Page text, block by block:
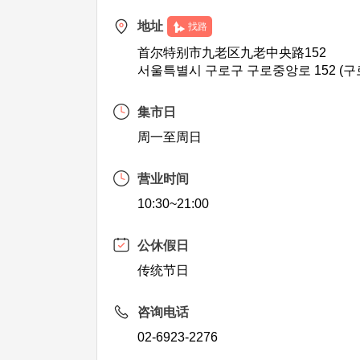
地址 找路
首尔特别市九老区九老中央路152
서울특별시 구로구 구로중앙로 152 (구
集市日
周一至周日
营业时间
10:30~21:00
公休假日
传统节日
咨询电话
02-6923-2276